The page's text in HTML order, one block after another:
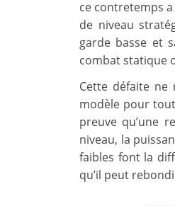
ce contretemps
de niveau
garde basse et
combat statique
Cette défaite ne
modèle pour
preuve qu’une
niveau, la
faibles font la
qu’il peut